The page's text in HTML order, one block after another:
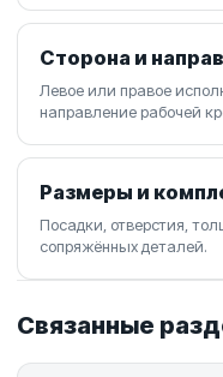
Сторона и
Левое или правое
направление рабочей
Размеры и
Посадки, отверстия,
сопряжённых деталей.
Связанные